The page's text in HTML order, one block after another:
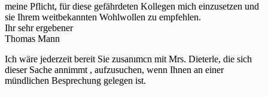
meine Pflicht, für diese gefährdeten Kollegen mich einzusetzen und
sie Ihrem weitbekannten Wohlwollen zu empfehlen.
Ihr sehr ergebener
Thomas Mann
Ich wäre jederzeit bereit Sie zusanımcn mit Mrs. Dieterle, die sich
dieser Sache annimmt , aufzusuchen, wenn Ihnen an einer
mündlichen Besprechung gelegen ist.